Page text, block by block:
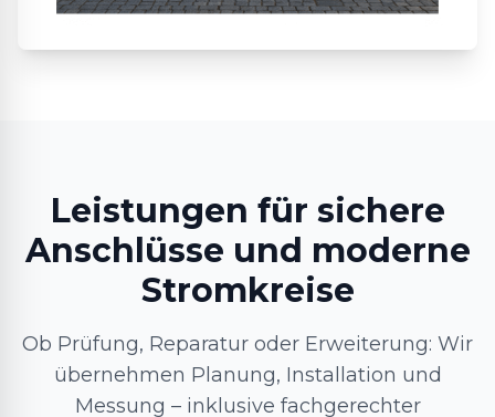
Leistungen für sichere
Anschlüsse und moderne
Stromkreise
Ob Prüfung, Reparatur oder Erweiterung: Wir
übernehmen Planung, Installation und
Messung – inklusive fachgerechter